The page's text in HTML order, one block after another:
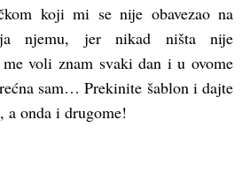
koji mi se nije obavezao na
njemu, jer nikad ništa nije
voli znam svaki dan i u ovome
sam… Prekinite šablon i dajte
a onda i drugome!